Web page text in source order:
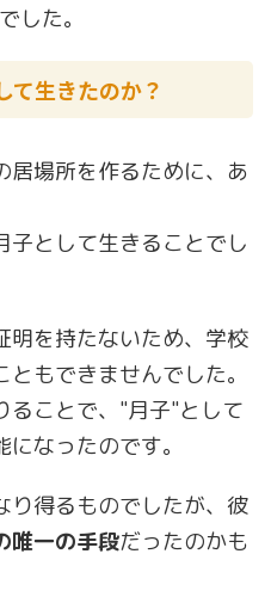
した。
て生きたのか？
居場所を作るために、あ
子として生きることでし
明を持たないため、学校
もできませんでした。
ることで、"月子"として
なったのです。
り得るものでしたが、彼
唯一の手段だったのかも